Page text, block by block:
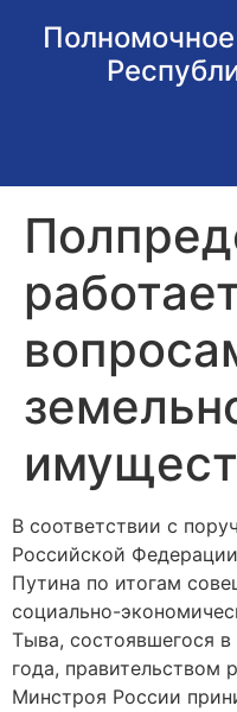
В соответствии с
Российской
Путина по итогам
социально-
Тыва, состоявшегося
года, правительством
Минстроя России